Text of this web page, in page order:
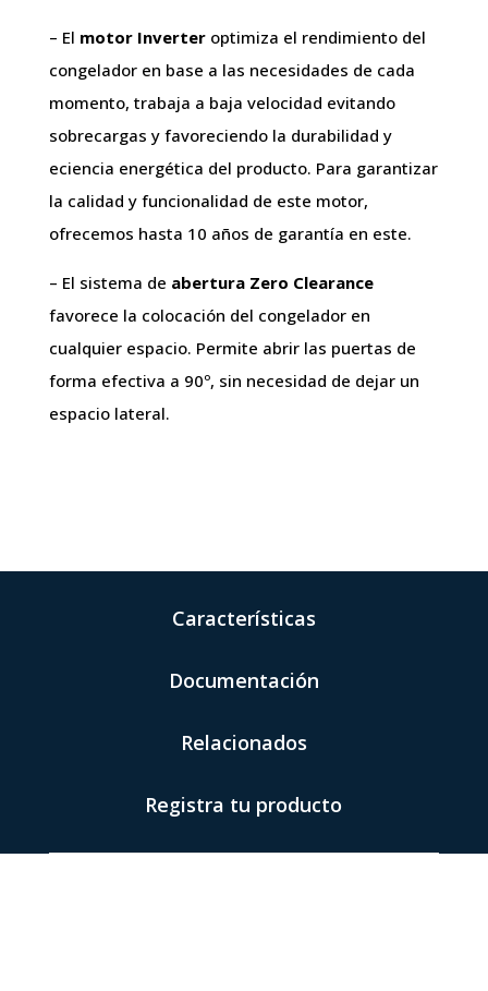
– El motor Inverteroptimiza el rendimiento del
congelador en base a las necesidades de cada
momento, trabaja a baja velocidad evitando
sobrecargas y favoreciendo la durabilidad y
eciencia energética del producto. Para garantizar
la calidad y funcionalidad de este motor,
ofrecemos hasta 10 años de garantía en este.
– El sistema de abertura Zero Clearance
favorece la colocación del congelador en
cualquier espacio. Permite abrir las puertas de
forma efectiva a 90º, sin necesidad de dejar un
espacio lateral.
Características
Documentación
Relacionados
Registra tu producto